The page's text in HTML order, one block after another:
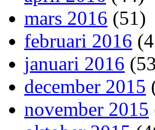
mars 2016 (51)
februari 2016
januari 2016
december 2015
november 2015